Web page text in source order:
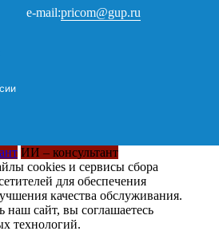
e-mail:pricom@gup.ru
ИИ – консультант
cookies и сервисы сбора
для обеспечения
качества обслуживания.
наш сайт, вы соглашаетесь
технологий.